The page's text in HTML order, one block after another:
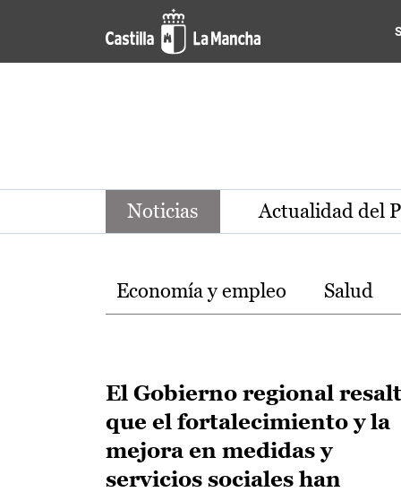
Pasar al contenido principal
Noticias de la región de
Noticias Actualidad del
Temas
Economía y empleo Salud
El Gobierno regional
que el fortalecimiento y la
mejora en medidas y
servicios sociales han